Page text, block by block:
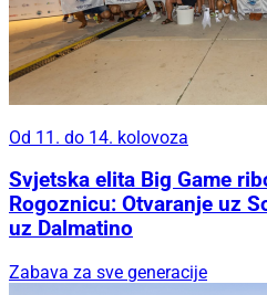
Od 11. do 14. kolovoza
Svjetska elita Big Game
Rogoznicu: Otvaranje uz
uz Dalmatino
Zabava za sve generacije